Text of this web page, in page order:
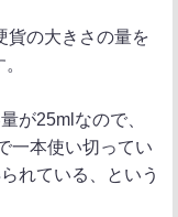
貨の大きさの量を
が25mlなので、
一本使い切ってい
れている、という